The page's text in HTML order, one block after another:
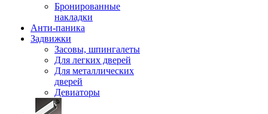
Бронированные
накладки
Анти-паника
Задвижки
Засовы, шпингалеты
Для легких дверей
Для металлических
дверей
Девиаторы